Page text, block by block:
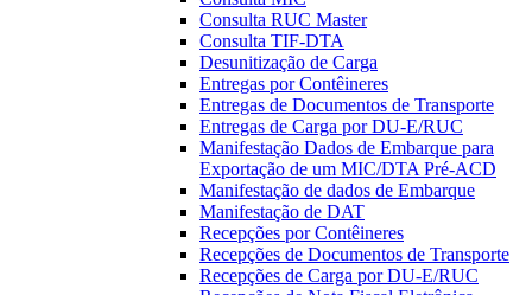
Consulta RUC Master
Consulta TIF-DTA
Desunitização de Carga
Entregas por Contêineres
Entregas de Documentos de Transporte
Entregas de Carga por DU-E/RUC
Manifestação Dados de Embarque para
Exportação de um MIC/DTA Pré-ACD
Manifestação de dados de Embarque
Manifestação de DAT
Recepções por Contêineres
Recepções de Documentos de Transporte
Recepções de Carga por DU-E/RUC